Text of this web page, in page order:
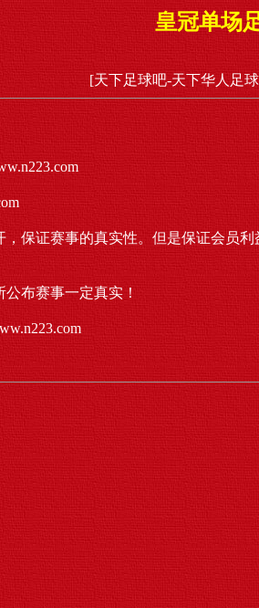
皇冠单场
[天下足球吧-天下华人足
，保证赛事的真实性。但是保证会员
布赛事一定真实！